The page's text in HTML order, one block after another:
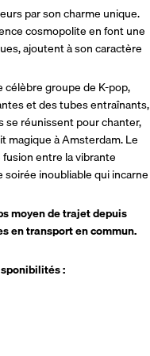
par son charme unique.
cosmopolite en font une
ajoutent à son caractère
célèbre groupe de K-pop,
et des tubes entraînants,
se réunissent pour chanter,
magique à Amsterdam. Le
entre la vibrante
inoubliable qui incarne
moyen de trajet depuis
en transport en commun.
: